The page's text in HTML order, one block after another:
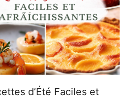
d’Été Faciles et